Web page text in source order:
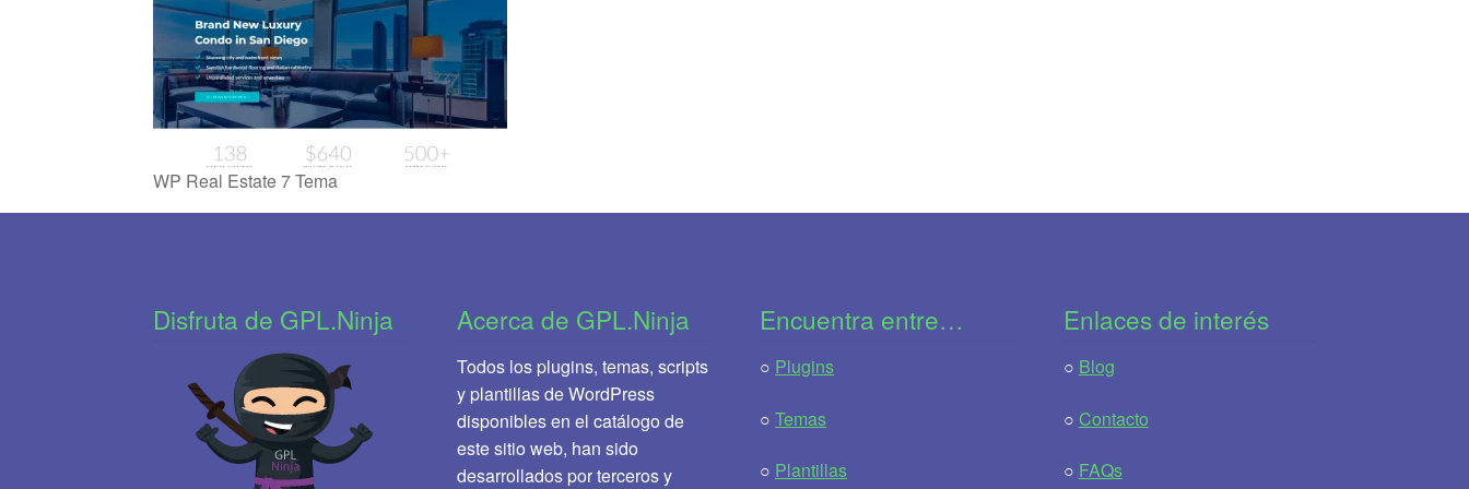
WP Real Estate 7 Tema
Disfruta de GPL.Ninja Acerca de GPL.Ninja
Todos los plugins, temas, scripts
y plantillas de WordPress
disponibles en el catálogo de
este sitio web, han sido
desarrollados por terceros y
Encuentra entre…
○ Plugins
○Temas
○ Plantillas
Enlaces de interés
○ Blog
○ Contacto
○ FAQs